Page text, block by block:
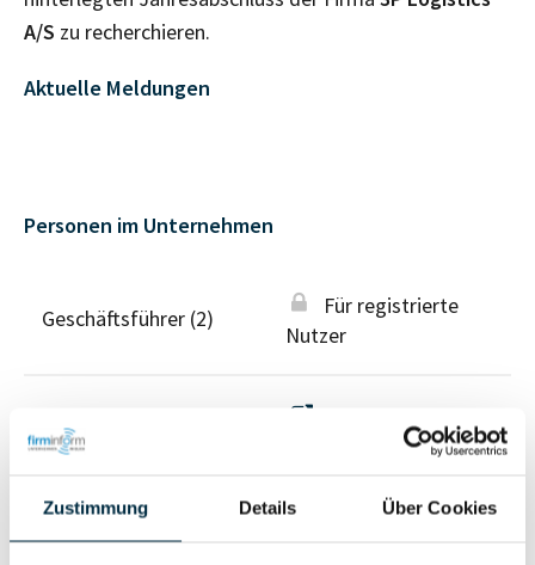
Zustimmung Details Über Cookies
A/S zu recherchieren.
Aktuelle Meldungen
Personen im Unternehmen
Geschäftsführer (2)
Für registrierte
Nutzer
Wirtschaftlich
Berechtigter
Unternehmensprofil